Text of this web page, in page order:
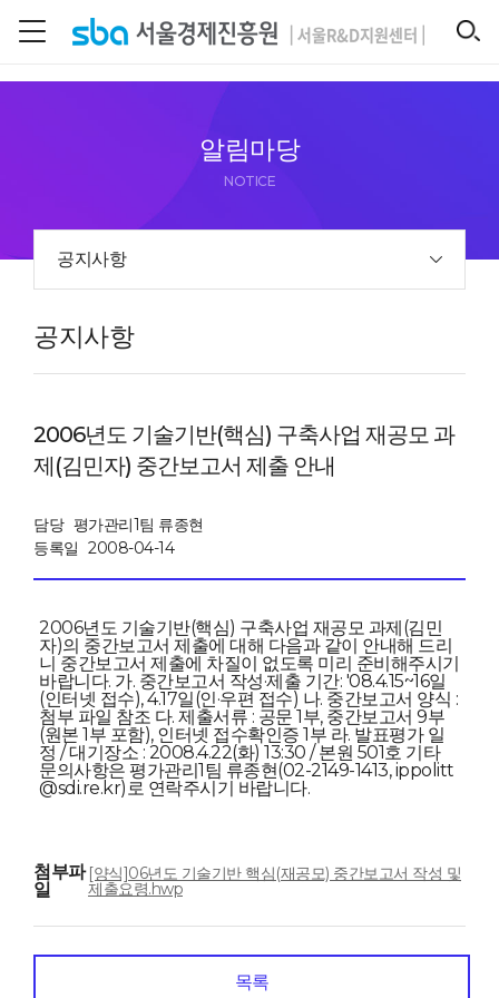
알림마당
NOTICE
공지사항
공지사항
2006년도 기술기반(핵심) 구축사업 재공모 과
제(김민자) 중간보고서 제출 안내
담당 평가관리1팀 류종현
등록일 2008-04-14
2006년도 기술기반(핵심) 구축사업 재공모 과제(김민
자)의 중간보고서 제출에 대해 다음과 같이 안내해 드리
니 중간보고서 제출에 차질이 없도록 미리 준비해주시기
바랍니다. 가. 중간보고서 작성·제출 기간: '08.4.15~16일
(인터넷 접수), 4.17일(인·우편 접수) 나. 중간보고서 양식 :
첨부 파일 참조 다. 제출서류 : 공문 1부, 중간보고서 9부
(원본 1부 포함), 인터넷 접수확인증 1부 라. 발표평가 일
정 / 대기장소 : 2008.4.22(화) 13:30 / 본원 501호 기타
문의사항은 평가관리1팀 류종현(02-2149-1413, ippolitt
@sdi.re.kr)로 연락주시기 바랍니다.
첨부파
일
[양식]06년도 기술기반 핵심(재공모) 중간보고서 작성 및
제출요령.hwp
목록